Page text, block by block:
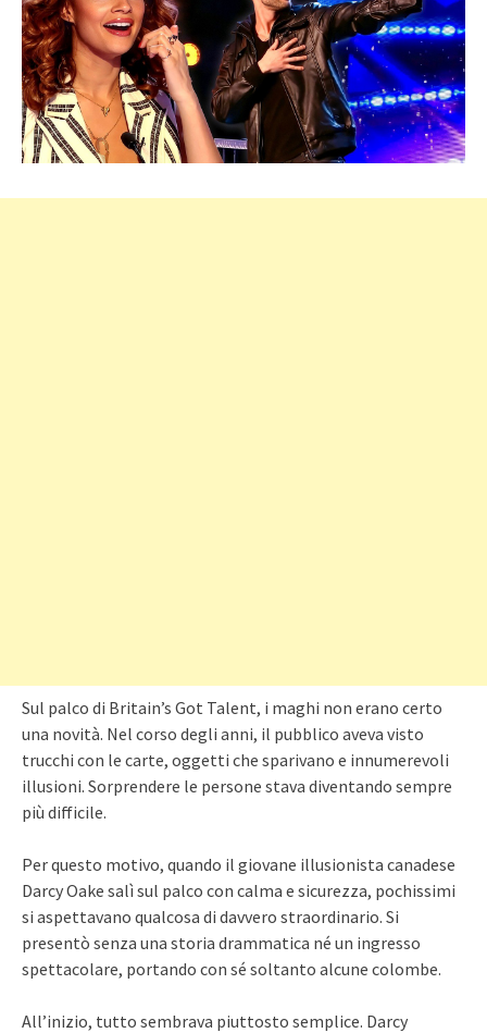
Sul palco di Britain’s Got Talent, i maghi non erano certo
una novità. Nel corso degli anni, il pubblico aveva visto
trucchi con le carte, oggetti che sparivano e innumerevoli
illusioni. Sorprendere le persone stava diventando sempre
più difficile.
Per questo motivo, quando il giovane illusionista canadese
Darcy Oake salì sul palco con calma e sicurezza, pochissimi
si aspettavano qualcosa di davvero straordinario. Si
presentò senza una storia drammatica né un ingresso
spettacolare, portando con sé soltanto alcune colombe.
All’inizio, tutto sembrava piuttosto semplice. Darcy